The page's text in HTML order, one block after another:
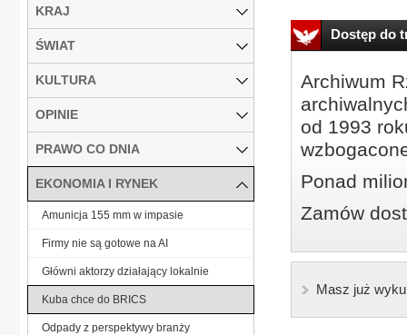
Dostęp do
Archiwum
od 1993
Ponad
Zamów
Masz już
KRAJ
ŚWIAT
KULTURA
OPINIE
PRAWO CO DNIA
EKONOMIA I RYNEK
Amunicja 155 mm w impasie
Firmy nie są gotowe na AI
Główni aktorzy działający lokalnie
Kuba chce do BRICS
Odpady z perspektywy branży